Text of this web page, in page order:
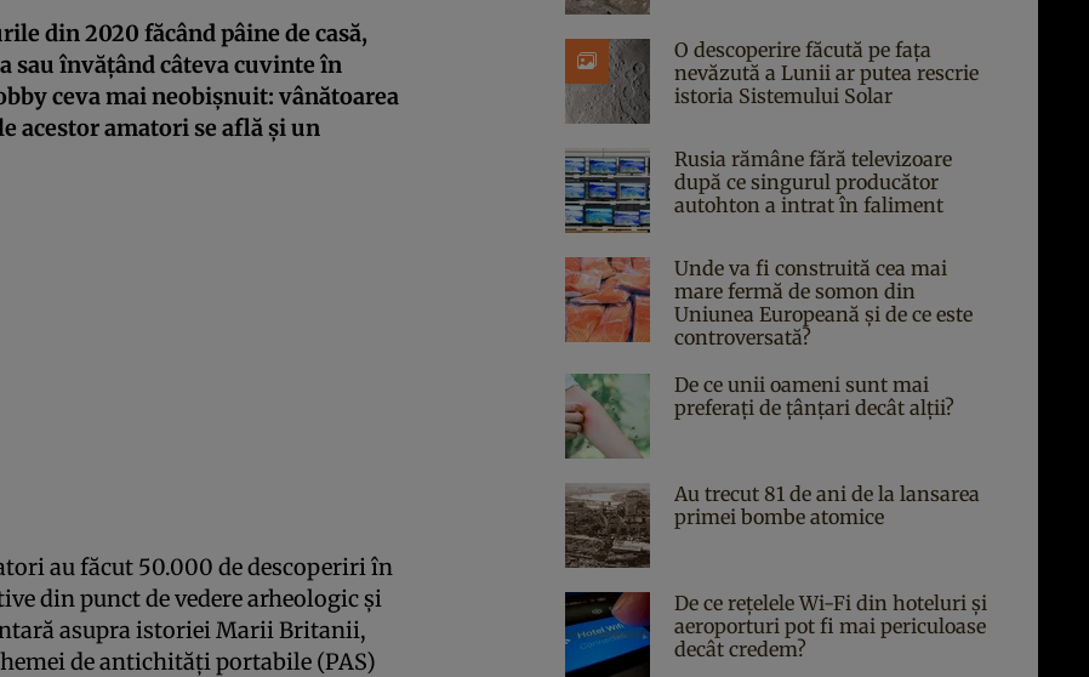
din 2020 făcând pâine de casă,
sau învățând câteva cuvinte în
ceva mai neobișnuit: vânătoarea
acestor amatori se află și un
au făcut 50.000 de descoperiri în
din punct de vedere arheologic și
asupra istoriei Marii Britanii,
de antichități portabile (PAS)
O descoperire făcută pe fața
nevăzută a Lunii ar putea rescrie
istoria Sistemului Solar
Rusia rămâne fără televizoare
după ce singurul producător
autohton a intrat în faliment
Unde va fi construită cea mai
mare fermă de somon din
Uniunea Europeană și de ce este
controversată?
De ce unii oameni sunt mai
preferați de țânțari decât alții?
Au trecut 81 de ani de la lansarea
primei bombe atomice
De ce rețelele Wi-Fi din hoteluri și
aeroporturi pot fi mai periculoase
decât credem?